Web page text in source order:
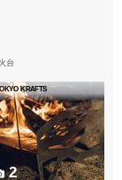
台
KRAFTS
2